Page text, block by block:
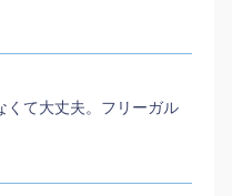
くて大丈夫。フリーガル